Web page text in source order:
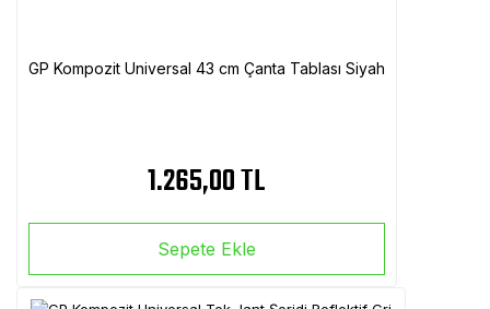
GP Kompozit Universal 43 cm Çanta Tablası Siyah
1.265,00 TL
Sepete Ekle